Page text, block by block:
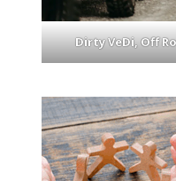
Dirty VeDi, Off